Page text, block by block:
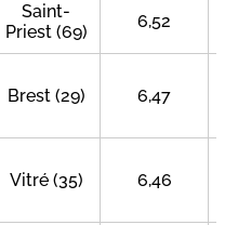
Saint-
Priest (69)
6,52
Brest (29) 6,47
Vitré (35) 6,46